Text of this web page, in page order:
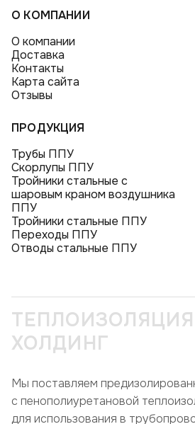
О КОМПАНИИ
О компании
Доставка
Контакты
Карта сайта
Отзывы
ПРОДУКЦИЯ
Трубы ППУ
Скорлупы ППУ
Тройники стальные с
шаровым краном воздушника
ППУ
Тройники стальные ППУ
Переходы ППУ
Отводы стальные ППУ
ТЕПЛОИЗОЛЯЦИЯ
ХОЛДИНГ
Мы поставляем
с пенополиуретановой
для использования в